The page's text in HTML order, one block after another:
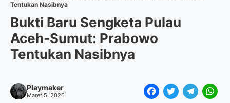
Tentukan Nasibnya
Bukti Baru Sengketa Pulau
Aceh-Sumut: Prabowo
Tentukan Nasibnya
Playmaker
Maret 5, 2026
F
T
T
W